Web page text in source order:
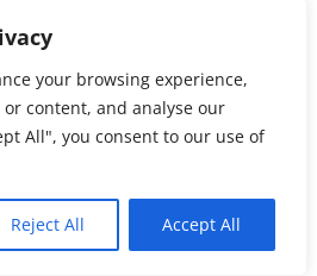
your browsing experience,
content, and analyse our
All", you consent to our use of
Reject All Accept All